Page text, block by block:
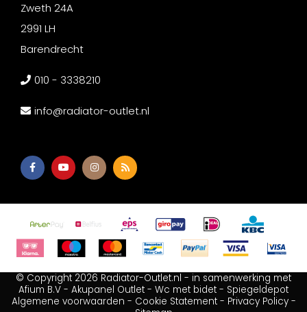
Zweth 24A
2991 LH
Barendrecht
010 - 3338210
info@radiator-outlet.nl
© Copyright 2026 Radiator-Outlet.nl - in samenwerking met
Afium B.V - Akupanel Outlet - Wc met bidet - Spiegeldepot
Algemene voorwaarden - Cookie Statement- Privacy Policy-